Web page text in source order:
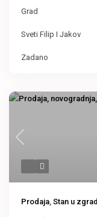
Grad
Sveti Filip I Jakov
Zadano
Previous
Prodaja, Stan u